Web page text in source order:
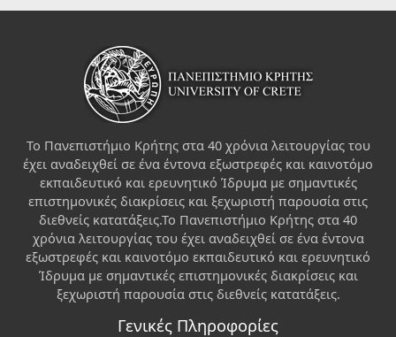
Το Πανεπιστήμιο Κρήτης στα 40 χρόνια λειτουργίας του
έχει αναδειχθεί σε ένα έντονα εξωστρεφές και καινοτόμο
εκπαιδευτικό και ερευνητικό Ίδρυμα με σημαντικές
επιστημονικές διακρίσεις και ξεχωριστή παρουσία στις
διεθνείς κατατάξεις.Το Πανεπιστήμιο Κρήτης στα 40
χρόνια λειτουργίας του έχει αναδειχθεί σε ένα έντονα
εξωστρεφές και καινοτόμο εκπαιδευτικό και ερευνητικό
Ίδρυμα με σημαντικές επιστημονικές διακρίσεις και
ξεχωριστή παρουσία στις διεθνείς κατατάξεις.
Γενικές Πληροφορίες